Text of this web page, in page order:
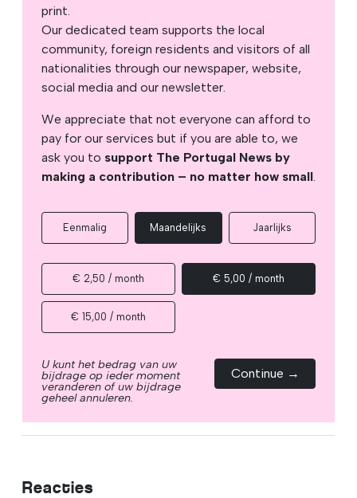
print.
Our dedicated team supports the local
community, foreign residents and visitors of all
nationalities through our newspaper, website,
social media and our newsletter.
We appreciate that not everyone can afford to
pay for our services but if you are able to, we
ask you to support The Portugal News by
making a contribution – no matter how small.
Eenmalig Maandelijks Jaarlijks
€ 2,50 / month € 5,00 / month
€ 15,00 / month
U kunt het bedrag van uw
bijdrage op ieder moment
veranderen of uw bijdrage
geheel annuleren.
Continue →
Reacties